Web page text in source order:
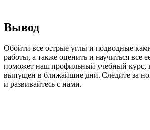
Вывод
Обойти все острые углы и подводные
работы, а также оценить и научиться все
поможет наш профильный учебный курс,
выпущен в ближайшие дни. Следите за
и развивайтесь с нами.